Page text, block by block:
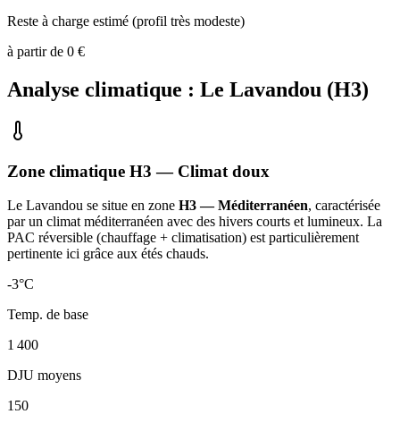
Reste à charge estimé (profil très modeste)
à partir de 0 €
Analyse climatique : Le Lavandou (H3)
Zone climatique H3 — Climat doux
Le Lavandou se situe en zone H3 — Méditerranéen, caractérisée
par un climat méditerranéen avec des hivers courts et lumineux. La
PAC réversible (chauffage + climatisation) est particulièrement
pertinente ici grâce aux étés chauds.
-3°C
Temp. de base
1 400
DJU moyens
150